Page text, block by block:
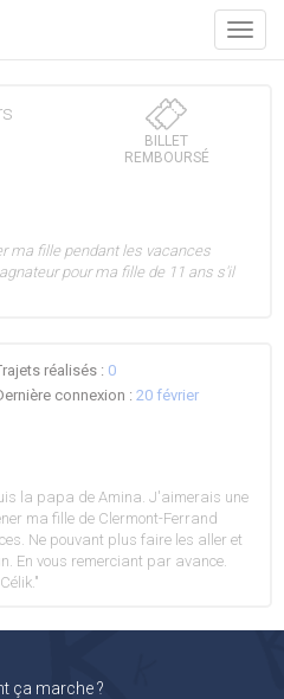
Menu
BILLET
REMBOURSÉ
ma fille pendant les vacances
pour ma fille de 11 ans s'il
réalisés : 0
connexion : 20 février
la papa de Amina. J'aimerais une
ma fille de Clermont-Ferrand
Ne pouvant plus faire les aller et
En vous remerciant par avance.
ça marche ?